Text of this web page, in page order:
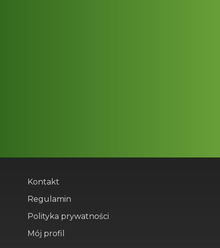
Kontakt
Regulamin
Polityka prywatności
Mój profil